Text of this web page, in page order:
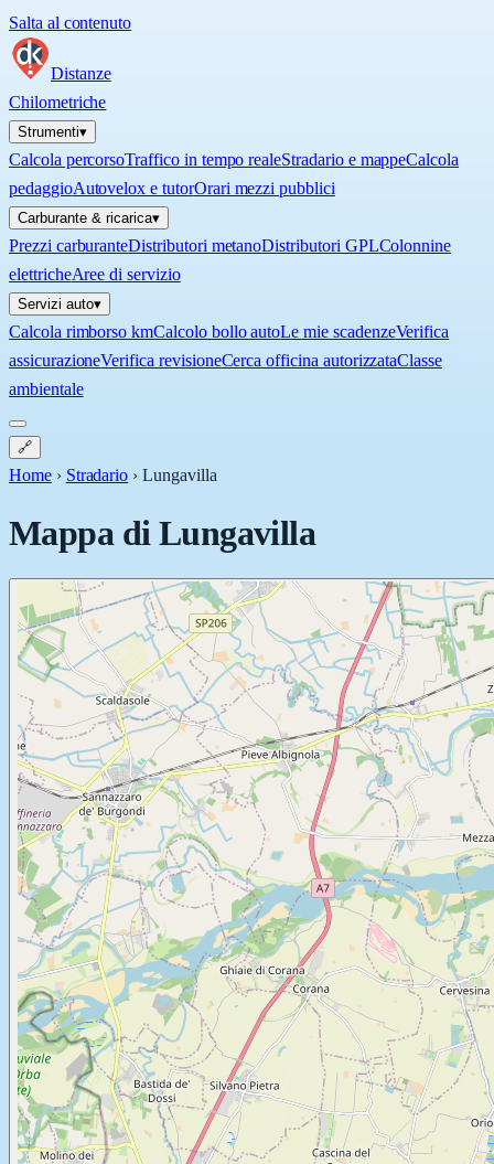
Salta al contenuto
Distanze
Chilometriche
Strumenti▾
Calcola percorsoTraffico in tempo realeStradario e mappeCalcola
pedaggioAutovelox e tutorOrari mezzi pubblici
Carburante & ricarica▾
Prezzi carburanteDistributori metanoDistributori GPLColonnine
elettricheAree di servizio
Servizi auto▾
Calcola rimborso kmCalcolo bollo autoLe mie scadenzeVerifica
assicurazioneVerifica revisioneCerca officina autorizzataClasse
ambientale
🔗
Home › Stradario ›Lungavilla
Mappa diLungavilla